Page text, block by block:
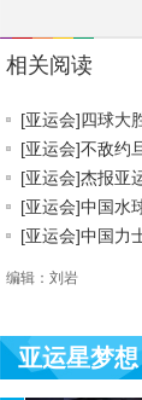
相关阅读
[亚运会]四球大
[亚运会]不敌约
[亚运会]杰报亚
[亚运会]中国水
[亚运会]中国力
编辑：刘岩
亚运星梦想